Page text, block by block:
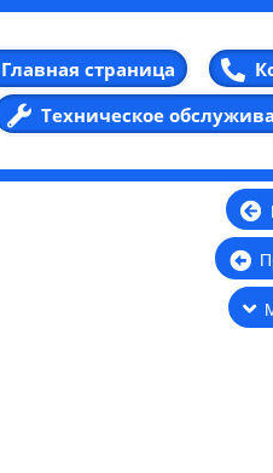
Главная страница
Техническое